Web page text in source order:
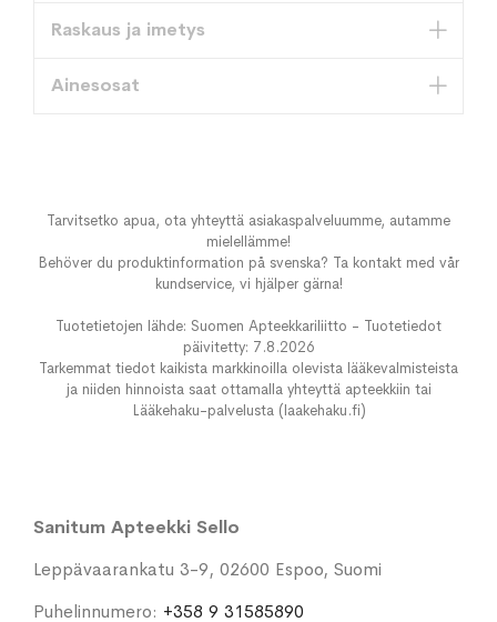
Raskaus ja imetys
Ainesosat
Tarvitsetko apua, ota yhteyttä asiakaspalveluumme, autamme
mielellämme!
Behöver du produktinformation på svenska? Ta kontakt med vår
kundservice, vi hjälper gärna!
Tuotetietojen lähde: Suomen Apteekkariliitto - Tuotetiedot
päivitetty: 7.8.2026
Tarkemmat tiedot kaikista markkinoilla olevista lääkevalmisteista
ja niiden hinnoista saat ottamalla yhteyttä apteekkiin tai
Lääkehaku-palvelusta (laakehaku.fi)
Sanitum Apteekki Sello
Leppävaarankatu 3-9, 02600 Espoo, Suomi
Puhelinnumero: +358 9 31585890